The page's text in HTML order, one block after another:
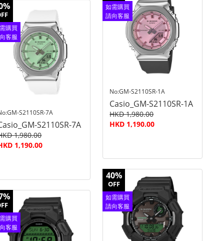
購買
客服
S2110SR-7A
S2110SR-7A
1,980.00
1,190.00
購買
客服
查詢
如需購買
請向客服
No:GM-S2110SR-1A
Casio_GM-S2110SR-1A
HKD 1,980.00
HKD 1,190.00
40%
OFF
如需購買
請向客服
查詢